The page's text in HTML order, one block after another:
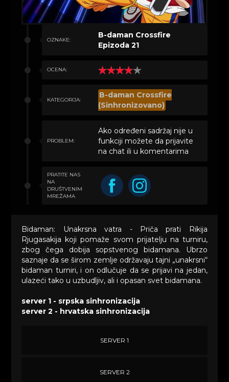
OZNAKE:
B-daman Crossfire
Epizoda 21
OCENA:
KATEGORIJA:
B-daman Crossfire
(Sinhronizovano)
PROBLEM:
Ako određeni sadržaj nije u
funkciji možete da prijavite
na chat ili u komentarima
PRATITE NAS
NA
DRUŠTVENIM
MREŽAMA
Bidaman: Unakrsna vatra - Priča prati Rikija
Rjugasakija koji pomaže svom prijatelju na turniru,
zbog čega dobija sopstvenog bidamana. Ubrzo
saznaje da se širom zemlje održavaju tajni „unakrsni“
bidaman turniri, i on odlučuje da se prijavi na jedan,
ulazeći tako u uzbudljiv, ali i opasan svet bidamana.
server 1 - srpska sinhronizacija
server 2 - hrvatska sinhronizacija
SERVER 1
SERVER 2